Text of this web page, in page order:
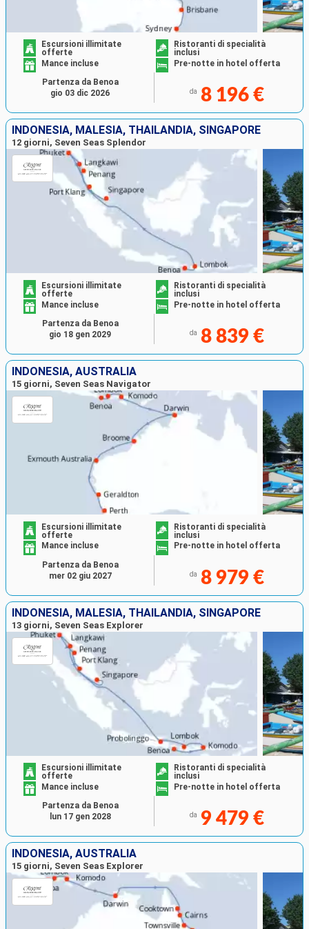
Escursioni illimitate
offerte
Ristoranti di specialità
inclusi
Mance incluse
Pre-notte in hotel offerta
da 8 196 €
Partenza da Benoa
gio 03 dic 2026
INDONESIA, MALESIA, THAILANDIA, SINGAPORE
12 giorni, Seven Seas Splendor
Escursioni illimitate
offerte
Ristoranti di specialità
inclusi
Mance incluse
Pre-notte in hotel offerta
da 8 839 €
Partenza da Benoa
gio 18 gen 2029
INDONESIA, AUSTRALIA
15 giorni, Seven Seas Navigator
Escursioni illimitate
offerte
Ristoranti di specialità
inclusi
Mance incluse
Pre-notte in hotel offerta
da 8 979 €
Partenza da Benoa
mer 02 giu 2027
INDONESIA, MALESIA, THAILANDIA, SINGAPORE
13 giorni, Seven Seas Explorer
Escursioni illimitate
offerte
Ristoranti di specialità
inclusi
Mance incluse
Pre-notte in hotel offerta
da 9 479 €
Partenza da Benoa
lun 17 gen 2028
INDONESIA, AUSTRALIA
15 giorni, Seven Seas Explorer